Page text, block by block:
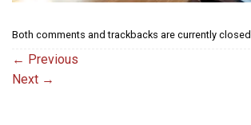
Both comments and trackbacks are currently closed.
← Previous
Next →